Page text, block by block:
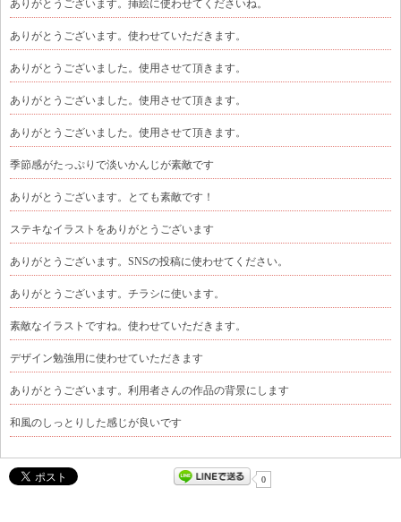
ありがとうございます。挿絵に使わせてくださいね。
ありがとうございます。使わせていただきます。
ありがとうございました。使用させて頂きます。
ありがとうございました。使用させて頂きます。
ありがとうございました。使用させて頂きます。
季節感がたっぷりで淡いかんじが素敵です
ありがとうございます。とても素敵です！
ステキなイラストをありがとうございます
ありがとうございます。SNSの投稿に使わせてください。
ありがとうございます。チラシに使います。
素敵なイラストですね。使わせていただきます。
デザイン勉強用に使わせていただきます
ありがとうございます。利用者さんの作品の背景にします
和風のしっとりした感じが良いです
0